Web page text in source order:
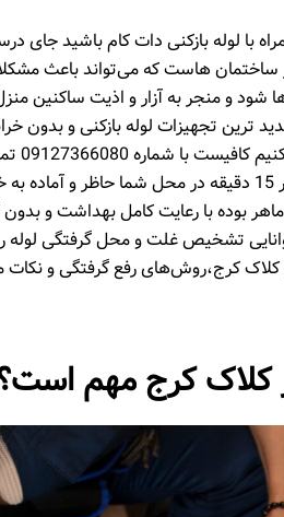
با لوله بازکنی دات کام باشید جای
ساختمان ‌هاست که می‌تواند باعث
و منجر به آزار و اذیت ساکنین
ترین تجهیزات لوله بازکنی و بدون
مشکل شما را در سریع
حاصل فرمایید تا تیم سیار لوله بازکنی دات کام در 15 دقیقه در محل شما حاظر و
بوده با رعایت کامل بهداشت و
تشخیص غلت و محل گرفتگی لوله
کلاک کرج،روش‌های رفع گرفتگی و نکات
کلاک کرج مهم